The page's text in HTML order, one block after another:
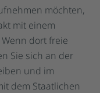
möchten,
mit einem
dort freie
Sie sich an der
und im
dem Staatlichen